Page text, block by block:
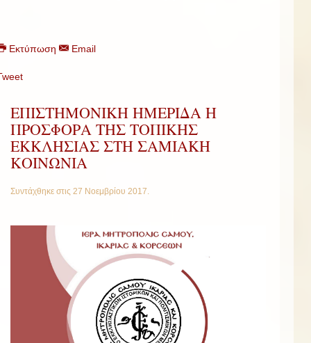
Εκτύπωση Email
ΕΠΙΣΤΗΜΟΝΙΚΗ ΗΜΕΡΙΔΑ Η
ΠΡΟΣΦΟΡΑ ΤΗΣ ΤΟΠΙΚΗΣ
ΕΚΚΛΗΣΙΑΣ ΣΤΗ ΣΑΜΙΑΚΗ
ΚΟΙΝΩΝΙΑ
Συντάχθηκε στις 27 Νοεμβρίου 2017